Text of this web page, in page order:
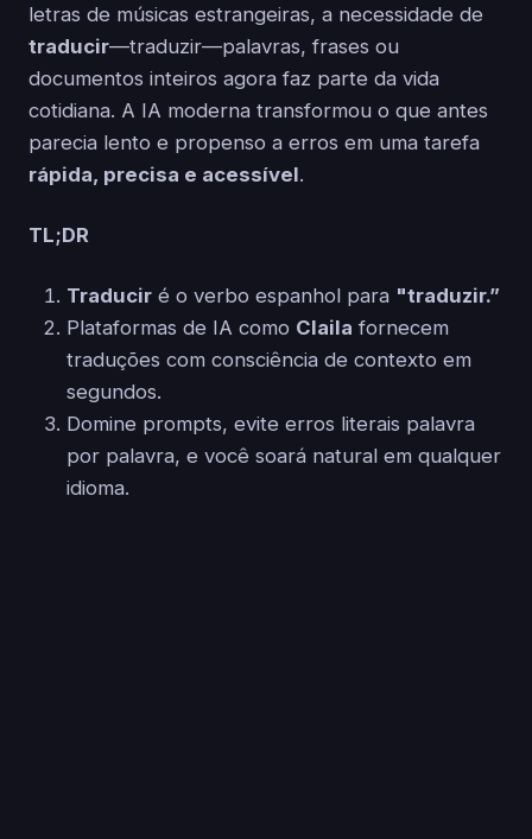
letras de músicas estrangeiras, a necessidade de
traducir—traduzir—palavras, frases ou
documentos inteiros agora faz parte da vida
cotidiana. A IA moderna transformou o que antes
parecia lento e propenso a erros em uma tarefa
rápida, precisa e acessível.
TL;DR
Traducir é o verbo espanhol para "traduzir.”
Plataformas de IA como Claila fornecem
traduções com consciência de contexto em
segundos.
Domine prompts, evite erros literais palavra
por palavra, e você soará natural em qualquer
idioma.